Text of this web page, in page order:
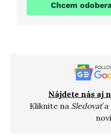
Chcem
Nájdete nás aj
Kliknite na Sledovaťa